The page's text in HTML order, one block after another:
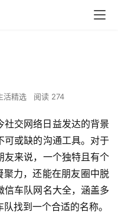
活精选 阅读 274
社交网络日益发达的背景
可或缺的沟通工具。对于
友来说，一个独特且有个
聚力，还能在朋友圈中脱
信车队网名大全，涵盖多
找到一个合适的名称。